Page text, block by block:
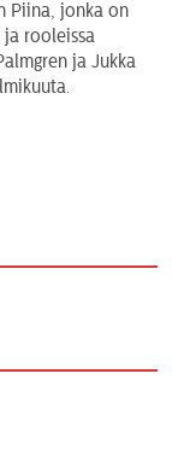
Piina, jonka on
rooleissa
ja Jukka